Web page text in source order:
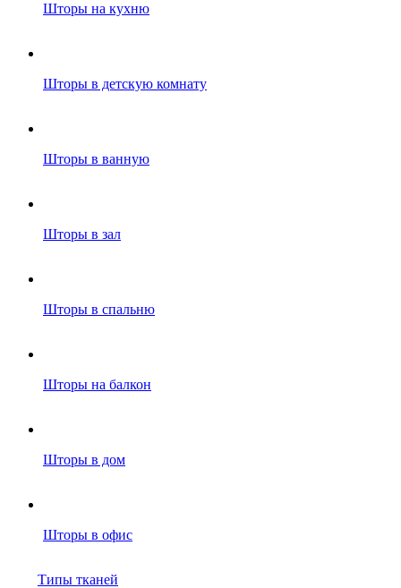
Шторы на кухню
Шторы в детскую комнату
Шторы в ванную
Шторы в зал
Шторы в спальню
Шторы на балкон
Шторы в дом
Шторы в офис
Типы тканей